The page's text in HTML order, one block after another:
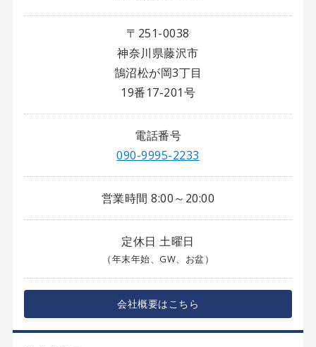
〒251-0038
神奈川県藤沢市
鵠沼松が岡3丁目
19番17-201号
電話番号
090-9995-2233
営業時間 8:00～20:00
定休日 土曜日
（年末年始、GW、お盆）
会社概要はこちら